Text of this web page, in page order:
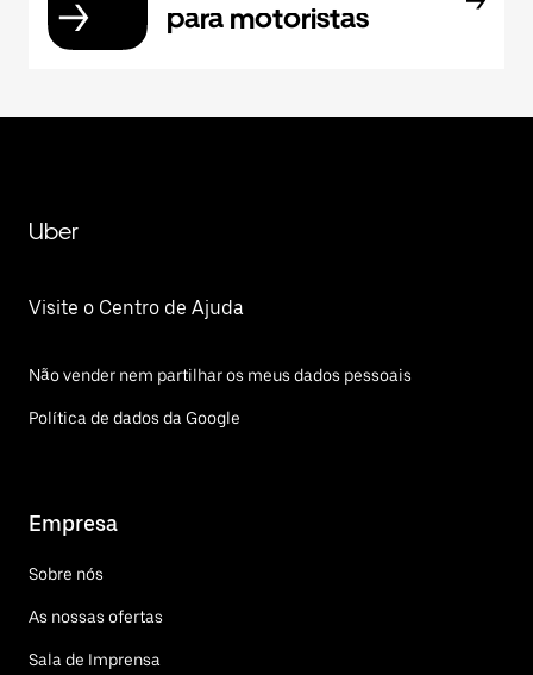
para motoristas
Uber
Visite o Centro de Ajuda
Não vender nem partilhar os meus dados pessoais
Política de dados da Google
Empresa
Sobre nós
As nossas ofertas
Sala de Imprensa